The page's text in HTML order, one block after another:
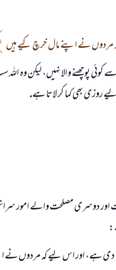
نے اپنے مال خرچ كيے ہيں
كوئى پوچھنے والا نہيں، ليكن وہ
روزى بھى كما كر لاتا ہے.
اور دوسرى مصلحت والے امور
دى ہے، اور اس ليے كہ مردوں